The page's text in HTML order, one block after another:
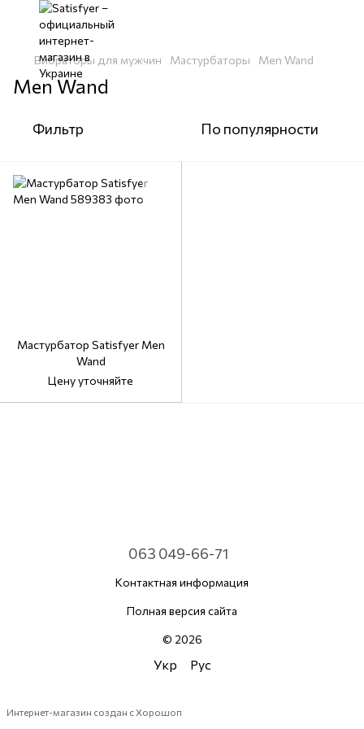
Вибраторы для мужчин Мастурбаторы Men Wand
Men Wand
Фильтр По популярности
Мастурбатор Satisfyer Men
Wand
Цену уточняйте
063 049-66-71
Контактная информация
Полная версия сайта
© 2026
Укр Рус
Интернет-магазин создан с Хорошоп